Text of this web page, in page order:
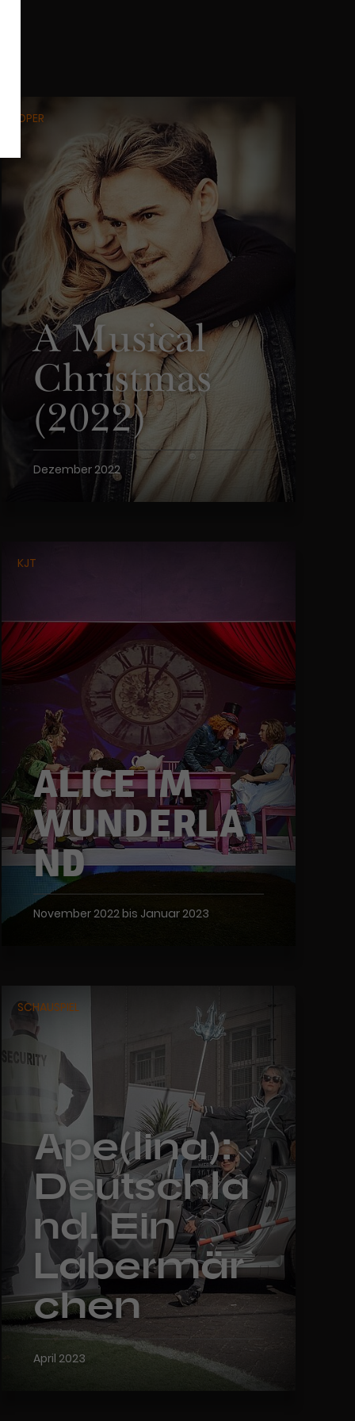
OPER
A Musical
Christmas
(2022)
Dezember 2022
KJT
ALICE IM
WUNDERLA
ND
November 2022 bis Januar 2023
SCHAUSPIEL
Ape(lina):
Deutschla
nd. Ein
Labermär
chen
April 2023